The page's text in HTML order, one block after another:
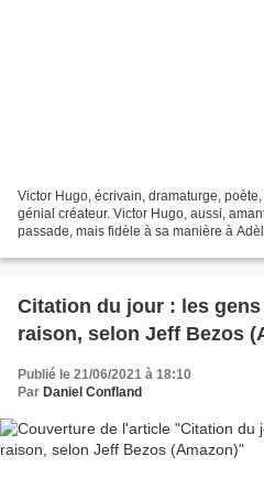
Victor Hugo, écrivain, dramaturge,
génial créateur. Victor Hugo, aussi,
passade, mais fidèle à sa manière à
Citation du jour : les
raison, selon Jeff Bezos
Publié le 21/06/2021 à 18:10
Par Daniel Confland